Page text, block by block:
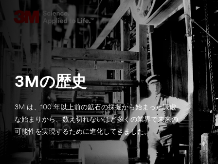
3Mの歴史
3M は、100 年以上前の鉱石の採掘から始まった謙虚
な始まりから、数え切れないほど多くの業界で未来の
可能性を実現するために進化してきました。